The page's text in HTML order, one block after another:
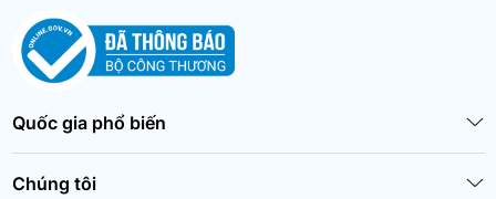
Quốc gia phổ biến
Chúng tôi